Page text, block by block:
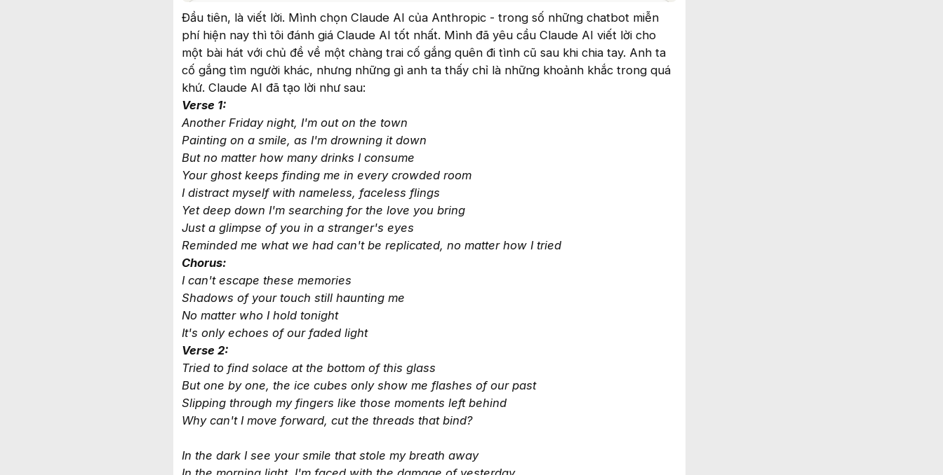
Đầu tiên, là viết lời. Mình chọn Claude AI của Anthropic - trong số những chatbot miễn
phí hiện nay thì tôi đánh giá Claude AI tốt nhất. Mình đã yêu cầu Claude AI viết lời cho
một bài hát với chủ đề về một chàng trai cố gắng quên đi tình cũ sau khi chia tay. Anh ta
cố gắng tìm người khác, nhưng những gì anh ta thấy chỉ là những khoảnh khắc trong quá
khứ. Claude AI đã tạo lời như sau:
Verse 1:
Another Friday night, I'm out on the town
Painting on a smile, as I'm drowning it down
But no matter how many drinks I consume
Your ghost keeps finding me in every crowded room
I distract myself with nameless, faceless flings
Yet deep down I'm searching for the love you bring
Just a glimpse of you in a stranger's eyes
Reminded me what we had can't be replicated, no matter how I tried
Chorus:
I can't escape these memories
Shadows of your touch still haunting me
No matter who I hold tonight
It's only echoes of our faded light
Verse 2:
Tried to find solace at the bottom of this glass
But one by one, the ice cubes only show me flashes of our past
Slipping through my fingers like those moments left behind
Why can't I move forward, cut the threads that bind?
In the dark I see your smile that stole my breath away